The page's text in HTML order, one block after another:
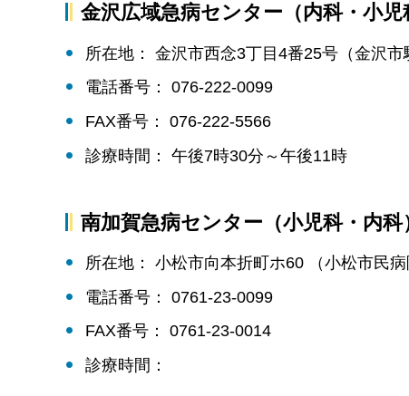
金沢広域急病センター（内科・小児
所在地： 金沢市西念3丁目4番25号（金沢市
電話番号： 076-222-0099
FAX番号： 076-222-5566
診療時間： 午後7時30分～午後11時
南加賀急病センター（小児科・内科
所在地： 小松市向本折町ホ60 （小松市民病
電話番号： 0761-23-0099
FAX番号： 0761-23-0014
診療時間：